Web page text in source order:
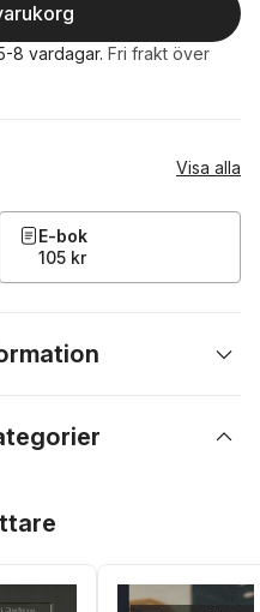
8 vardagar. Fri frakt över
Visa alla
E-bok
105 kr